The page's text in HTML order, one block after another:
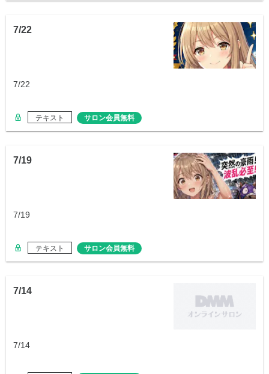
7/22
7/22
テキスト サロン会員無料
7/19
7/19
テキスト サロン会員無料
7/14
7/14